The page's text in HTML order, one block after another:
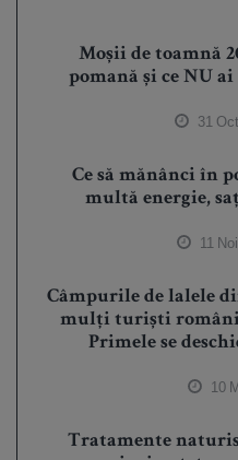
Moșii de toamnă
pomană și ce NU
31
Ce să mănânci în
multă energie,
11
Câmpurile de lalele
mulți turiști
Primele se
10
Tratamente